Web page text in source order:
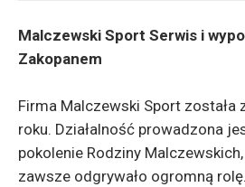
Malczewski Sport Serwis i
Zakopanem
Firma Malczewski Sport została
roku. Działalność prowadzona
pokolenie Rodziny
zawsze odgrywało ogromną